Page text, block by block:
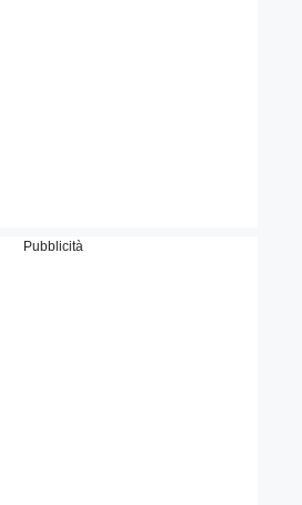
Pubblicità